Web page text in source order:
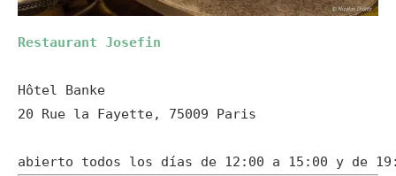
Restaurant Josefin
Hôtel Banke
20 Rue la Fayette, 75009 Paris
abierto todos los días de 12:00 a 15:00 y de